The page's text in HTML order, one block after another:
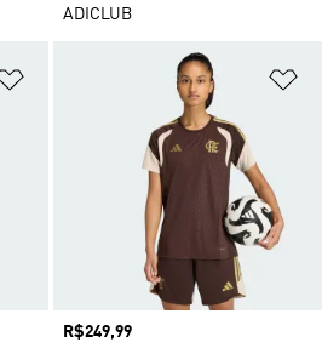
ADICLUB
Adicionar à Lista de Desejos
Preço
R$249,99